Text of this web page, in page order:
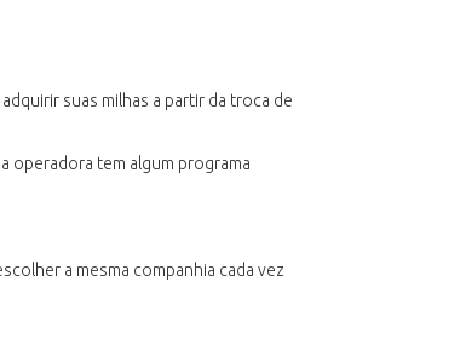
suas milhas a partir da troca de
operadora tem algum programa
a mesma companhia cada vez